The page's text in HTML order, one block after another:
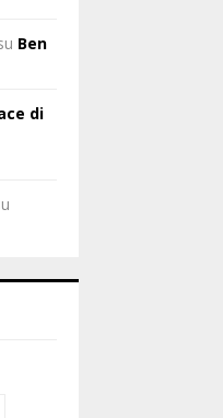
Ben
di